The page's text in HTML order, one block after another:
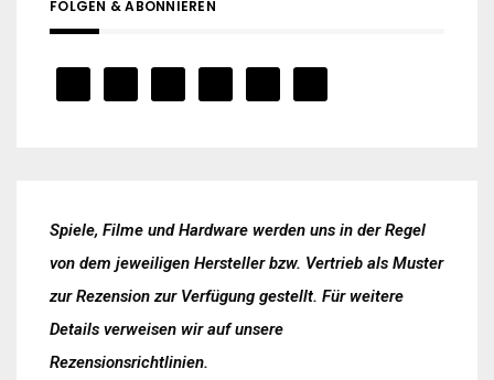
FOLGEN & ABONNIEREN
Spiele, Filme und Hardware werden uns in der Regel
von dem jeweiligen Hersteller bzw. Vertrieb als Muster
zur Rezension zur Verfügung gestellt. Für weitere
Details verweisen wir auf unsere
Rezensionsrichtlinien.